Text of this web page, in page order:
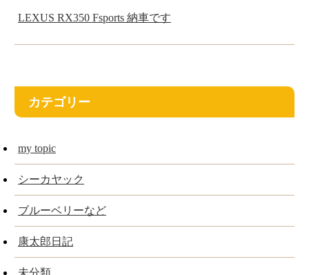
LEXUS RX350 Fsports 納車です
カテゴリー
my topic
シーカヤック
ブルーベリーなど
康太郎日記